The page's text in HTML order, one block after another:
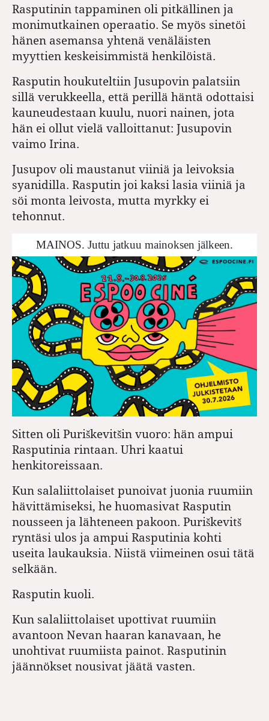
Rasputinin tappaminen oli pitkällinen ja
monimutkainen operaatio. Se myös sinetöi
hänen asemansa yhtenä venäläisten
myyttien keskeisimmistä henkilöistä.
Rasputin houkuteltiin Jusupovin palatsiin
sillä verukkeella, että perillä häntä odottaisi
kauneudestaan kuulu, nuori nainen, jota
hän ei ollut vielä valloittanut: Jusupovin
vaimo Irina.
Jusupov oli maustanut viiniä ja leivoksia
syanidilla. Rasputin joi kaksi lasia viiniä ja
söi monta leivosta, mutta myrkky ei
tehonnut.
MAINOS. Juttu jatkuu mainoksen jälkeen.
Sitten oli Puriškevitšin vuoro: hän ampui
Rasputinia rintaan. Uhri kaatui
henkitoreissaan.
Kun salaliittolaiset punoivat juonia ruumiin
hävittämiseksi, he huomasivat Rasputin
nousseen ja lähteneen pakoon. Puriškevitš
ryntäsi ulos ja ampui Rasputinia kohti
useita laukauksia. Niistä viimeinen osui tätä
selkään.
Rasputin kuoli.
Kun salaliittolaiset upottivat ruumiin
avantoon Nevan haaran kanavaan, he
unohtivat ruumiista painot. Rasputinin
jäännökset nousivat jäätä vasten.